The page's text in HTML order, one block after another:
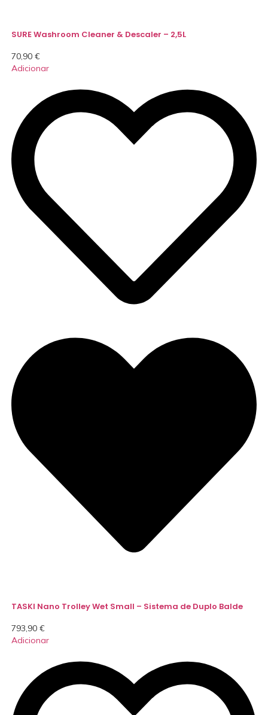
SURE Washroom Cleaner & Descaler – 2,5L
70,90 €
Adicionar
TASKI Nano Trolley Wet Small – Sistema de Duplo Balde
793,90 €
Adicionar